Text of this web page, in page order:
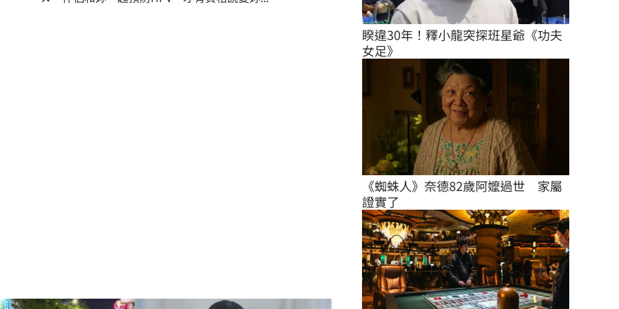
睽違30年！釋小龍突探班星爺《功夫
女足》
《蜘蛛人》奈德82歲阿嬤過世　家屬
證實了